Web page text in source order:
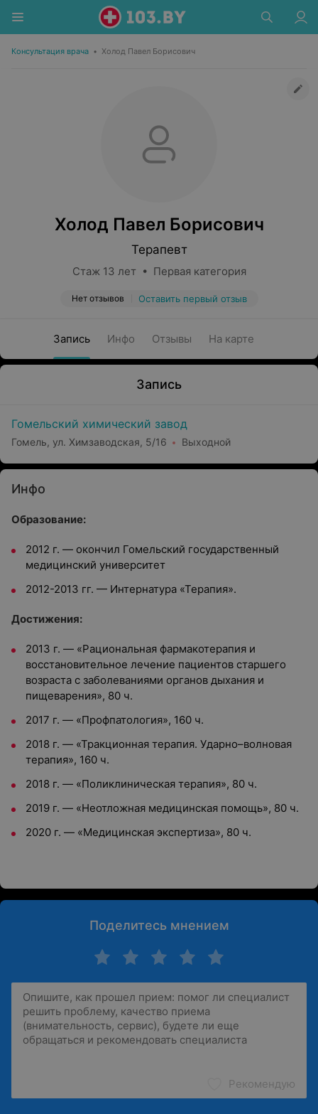
Консультация врача • Холод Павел Борисович
Холод Павел Борисович
Терапевт
Стаж 13 лет • Первая категория
Нет отзывов Оставить первый отзыв
Запись Инфо Отзывы На карте
Запись
Гомельский химический завод
Гомель, ул. Химзаводская, 5/16 Выходной
Инфо
Образование:
2012 г. — окончил Гомельский государственный
медицинский университет
2012-2013 гг. — Интернатура «Терапия».
Достижения:
2013 г. — «Рациональная фармакотерапия и
восстановительное лечение пациентов старшего
возраста с заболеваниями органов дыхания и
пищеварения», 80 ч.
2017 г. — «Профпатология», 160 ч.
2018 г. — «Тракционная терапия. Ударно–волновая
терапия», 160 ч.
2018 г. — «Поликлиническая терапия», 80 ч.
2019 г. — «Неотложная медицинская помощь», 80 ч.
2020 г. — «Медицинская экспертиза», 80 ч.
Поделитесь мнением
Рекомендую